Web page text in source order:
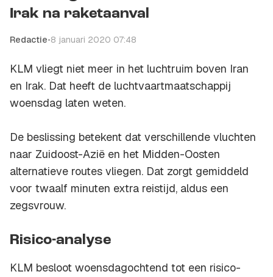
Irak na raketaanval
Redactie•8 januari 2020 07:48
KLM vliegt niet meer in het luchtruim boven Iran
en Irak. Dat heeft de luchtvaartmaatschappij
woensdag laten weten.
De beslissing betekent dat verschillende vluchten
naar Zuidoost-Azië en het Midden-Oosten
alternatieve routes vliegen. Dat zorgt gemiddeld
voor twaalf minuten extra reistijd, aldus een
zegsvrouw.
Risico-analyse
KLM besloot woensdagochtend tot een risico-